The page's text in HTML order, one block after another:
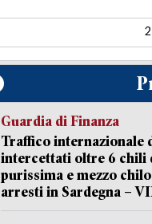
2
Guardia di Finanza
Traffico internazionale
intercettati oltre 6 chili
purissima e mezzo
arresti in Sardegna –